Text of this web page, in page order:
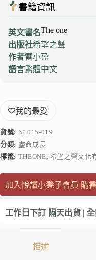
書籍資訊
英文書名The one
出版社希望之聲
作者雷小盈
語言繁體中文
我的最愛
貨號: N1015-019
分類: 靈命成長
標籤: THEONE, 希望之聲文化
加入悅讀小凳子會員 購
工作日下訂 隔天出貨 |
描述